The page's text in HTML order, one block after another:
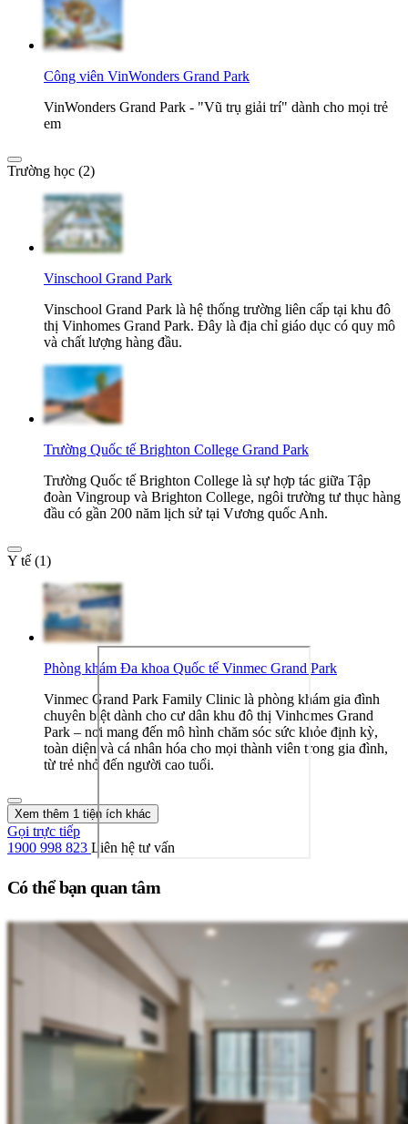
Công viên VinWonders Grand Park
VinWonders Grand Park - "Vũ trụ giải trí" dành cho mọi trẻ
em
Trường học (2)
Vinschool Grand Park
Vinschool Grand Park là hệ thống trường liên cấp tại khu đô
thị Vinhomes Grand Park. Đây là địa chỉ giáo dục có quy mô
và chất lượng hàng đầu.
Trường Quốc tế Brighton College Grand Park
Trường Quốc tế Brighton College là sự hợp tác giữa Tập
đoàn Vingroup và Brighton College, ngôi trường tư thục hàng
đầu có gần 200 năm lịch sử tại Vương quốc Anh.
Y tế (1)
Phòng khám Đa khoa Quốc tế Vinmec Grand Park
Vinmec Grand Park Family Clinic là phòng khám gia đình
chuyên biệt dành cho cư dân khu đô thị Vinhomes Grand
Park – nơi mang đến mô hình chăm sóc sức khỏe định kỳ,
toàn diện và cá nhân hóa cho mọi thành viên trong gia đình,
từ trẻ nhỏ đến người cao tuổi.
Xem thêm 1 tiện ích khác
Gọi trực tiếp
1900 998 823 Liên hệ tư vấn
Có thể bạn quan tâm